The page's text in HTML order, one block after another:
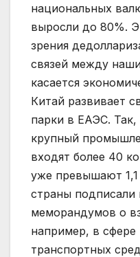
национальных
выросли до 80%.
зрения
связей между
касается
Китай развивает
парки в ЕАЭС. Так,
крупный
входят более 40
уже превышают
страны подписали
меморандумов о
например, в сфере
транспортных